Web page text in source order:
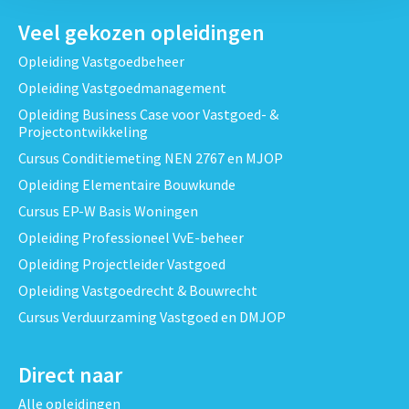
Veel gekozen opleidingen
Opleiding Vastgoedbeheer
Opleiding Vastgoedmanagement
Opleiding Business Case voor Vastgoed- &
Projectontwikkeling
Cursus Conditiemeting NEN 2767 en MJOP
Opleiding Elementaire Bouwkunde
Cursus EP-W Basis Woningen
Opleiding Professioneel VvE-beheer
Opleiding Projectleider Vastgoed
Opleiding Vastgoedrecht & Bouwrecht
Cursus Verduurzaming Vastgoed en DMJOP
Direct naar
Alle opleidingen